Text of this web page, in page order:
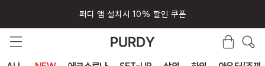
퍼디 앱 설치시 10% 할인 쿠폰